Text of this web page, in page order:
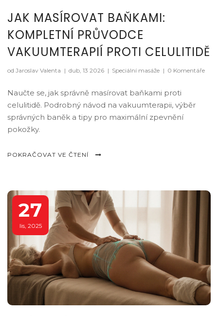
JAK MASÍROVAT BAŇKAMI:
KOMPLETNÍ PRŮVODCE
VAKUUMTERAPIÍ PROTI CELULITIDĚ
od Jaroslav Valenta | dub, 13 2026 | Speciální masáže | 0 Komentáře
Naučte se, jak správně masírovat baňkami proti
celulitidě. Podrobný návod na vakuumterapii, výběr
správných baněk a tipy pro maximální zpevnění
pokožky.
POKRAČOVAT VE ČTENÍ
27
lis, 2025